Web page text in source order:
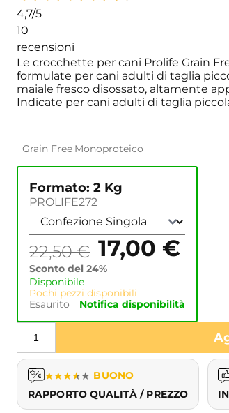
4,7/5
10
recensioni
Le crocchette per cani Prolife Grain
formulate per cani adulti di taglia
maiale fresco disossato, altamente
Indicate per cani adulti di taglia
Grain Free Monoproteico
Formato: 2 Kg
PROLIFE272
22,50€ 17,00 €
Sconto del 24%
Disponibile
Pochi pezzi disponibili
Esaurito
Notifica disponibilità
★★★★★ BUONO
RAPPORTO QUALITÀ / PREZZO